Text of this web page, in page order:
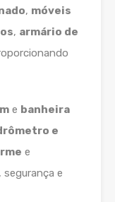
, móveis
, armário de
e banheira
e
e
e